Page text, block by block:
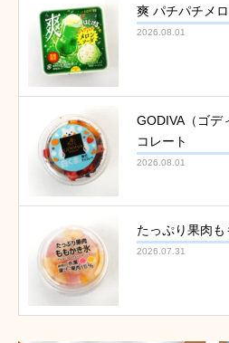
爽 パチパチメ
2026.08.01
GODIVA（ゴデ
コレート
2026.08.01
たっぷり果肉も
2026.07.31